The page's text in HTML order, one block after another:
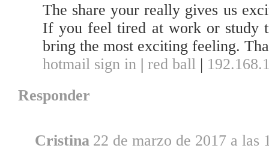
The share your really gives us
If you feel tired at work or study
bring the most exciting feeling.
hotmail sign in | red ball |
Responder
Cristina 22 de marzo de 2017 a las